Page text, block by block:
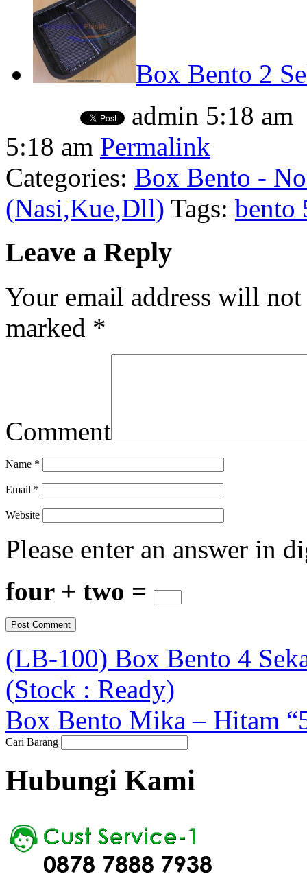
Box Bento 2
admin 5:18 am
5:18 am Permalink
Categories: Box Bento -
(Nasi,Kue,Dll) Tags: bento
Leave a Reply
Your email address will
marked *
Comment
Name *
Email *
Website
Please enter an answer in
four + two =
(LB-100) Box Bento 4
(Stock : Ready)
Box Bento Mika – Hitam
Cari Barang
Hubungi Kami